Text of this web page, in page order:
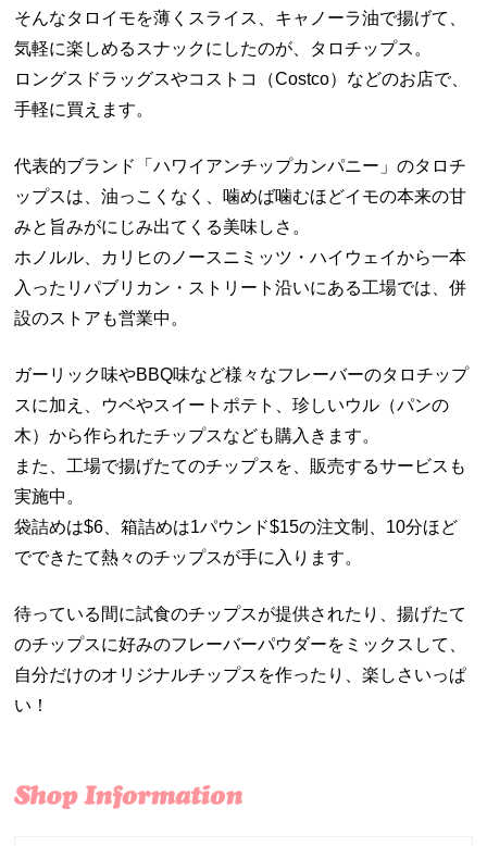
そんなタロイモを薄くスライス、キャノーラ油で揚げて、
気軽に楽しめるスナックにしたのが、タロチップス。
ロングスドラッグスやコストコ（Costco）などのお店で、
手軽に買えます。
代表的ブランド「ハワイアンチップカンパニー」のタロチ
ップスは、油っこくなく、噛めば噛むほどイモの本来の甘
みと旨みがにじみ出てくる美味しさ。
ホノルル、カリヒのノースニミッツ・ハイウェイから一本
入ったリパブリカン・ストリート沿いにある工場では、併
設のストアも営業中。
ガーリック味やBBQ味など様々なフレーバーのタロチップ
スに加え、ウベやスイートポテト、珍しいウル（パンの
木）から作られたチップスなども購入きます。
また、工場で揚げたてのチップスを、販売するサービスも
実施中。
袋詰めは$6、箱詰めは1パウンド$15の注文制、10分ほど
でできたて熱々のチップスが手に入ります。
待っている間に試食のチップスが提供されたり、揚げたて
のチップスに好みのフレーバーパウダーをミックスして、
自分だけのオリジナルチップスを作ったり、楽しさいっぱ
い！